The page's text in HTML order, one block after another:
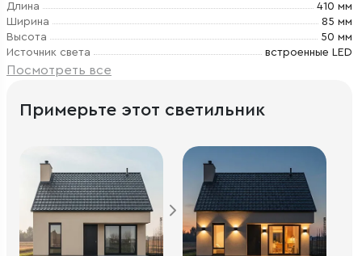
Длина
410 мм
Ширина
85 мм
Высота
50 мм
Источник света
встроенные LED
Посмотреть все
Примерьте этот светильник